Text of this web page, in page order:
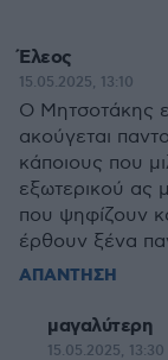
Έλεος
15.05.2025, 13:10
Ο Μητσοτάκης
ακούγεται
κάποιους που
εξωτερικού ας
που ψηφίζουν
έρθουν ξένα
ΑΠΑΝΤΗΣΗ
μαγαλύτερη
15.05.2025, 13:30